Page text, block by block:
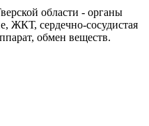
области - органы
ЖКТ, сердечно-сосудистая
обмен веществ.